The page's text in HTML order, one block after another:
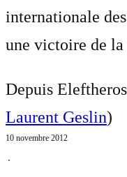
internationale
une victoire de la
Depuis
Laurent Geslin)
10 novembre 2012
⋅